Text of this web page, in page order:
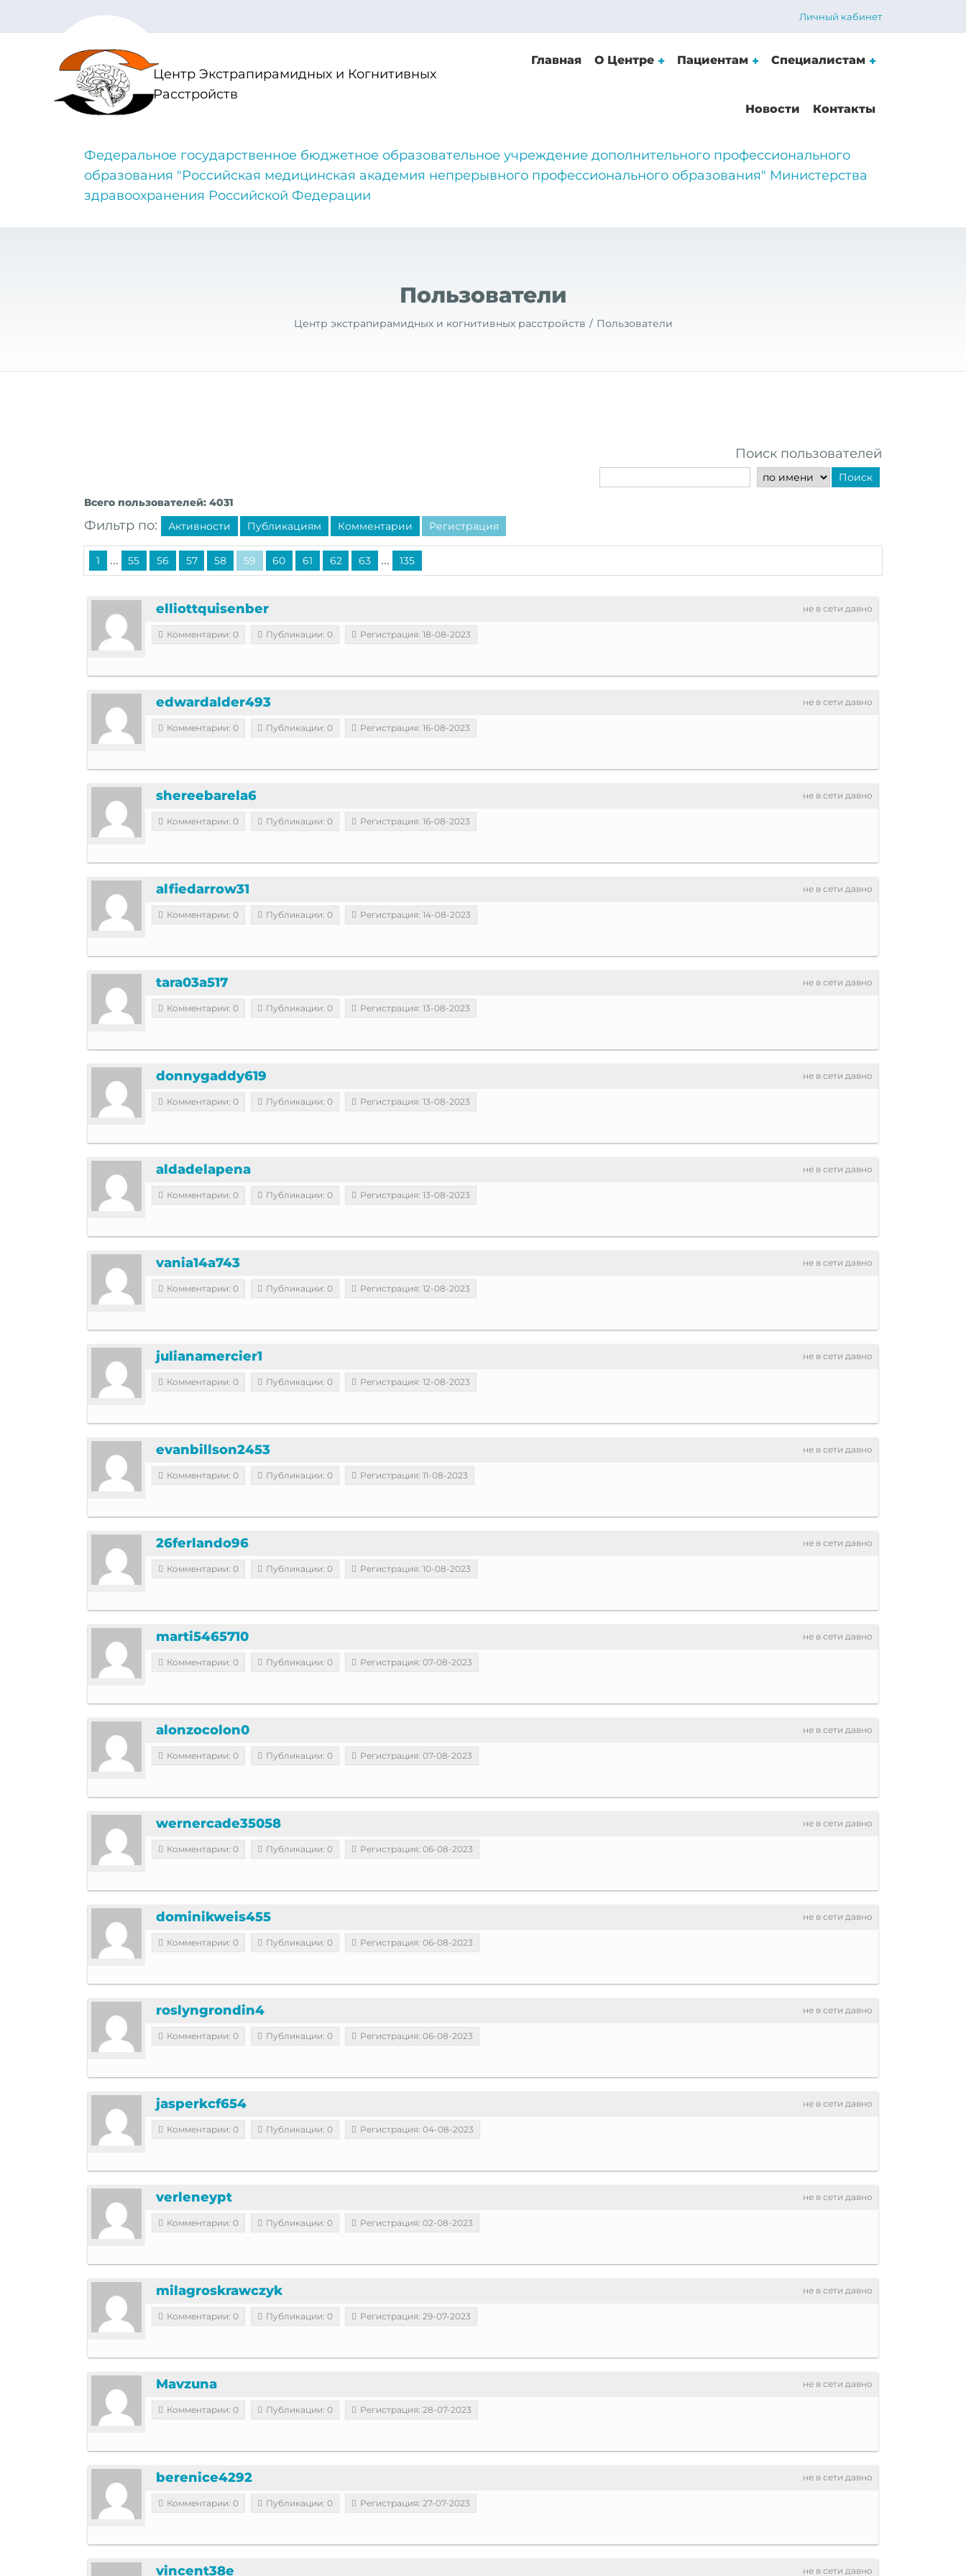
Личный кабинет
Центр Экстрапирамидных и Когнитивных
Расстройств
Главная О Центре Пациентам Специалистам
Новости Контакты
Федеральное государственное бюджетное образовательное учреждение дополнительного профессионального
образования "Российская медицинская академия непрерывного профессионального образования" Министерства
здравоохранения Российской Федерации
Пользователи
Центр экстрапирамидных и когнитивных расстройств Пользователи
Поиск пользователей
Поиск
Всего пользователей: 4031
Фильтр по: Активности Публикациям Комментарии Регистрация
1 ... 55 56 57 58 59 60 61 62 63 ... 135
не в сети давно
elliottquisenber
Комментарии: 0 Публикации: 0 Регистрация: 18-08-2023
не в сети давно
edwardalder493
Комментарии: 0 Публикации: 0 Регистрация: 16-08-2023
не в сети давно
shereebarela6
Комментарии: 0 Публикации: 0 Регистрация: 16-08-2023
не в сети давно
alfiedarrow31
Комментарии: 0 Публикации: 0 Регистрация: 14-08-2023
не в сети давно
tara03a517
Комментарии: 0 Публикации: 0 Регистрация: 13-08-2023
не в сети давно
donnygaddy619
Комментарии: 0 Публикации: 0 Регистрация: 13-08-2023
не в сети давно
aldadelapena
Комментарии: 0 Публикации: 0 Регистрация: 13-08-2023
не в сети давно
vania14a743
Комментарии: 0 Публикации: 0 Регистрация: 12-08-2023
не в сети давно
julianamercier1
Комментарии: 0 Публикации: 0 Регистрация: 12-08-2023
не в сети давно
evanbillson2453
Комментарии: 0 Публикации: 0 Регистрация: 11-08-2023
не в сети давно
26ferlando96
Комментарии: 0 Публикации: 0 Регистрация: 10-08-2023
не в сети давно
marti5465710
Комментарии: 0 Публикации: 0 Регистрация: 07-08-2023
не в сети давно
alonzocolon0
Комментарии: 0 Публикации: 0 Регистрация: 07-08-2023
не в сети давно
wernercade35058
Комментарии: 0 Публикации: 0 Регистрация: 06-08-2023
не в сети давно
dominikweis455
Комментарии: 0 Публикации: 0 Регистрация: 06-08-2023
не в сети давно
roslyngrondin4
Комментарии: 0 Публикации: 0 Регистрация: 06-08-2023
не в сети давно
jasperkcf654
Комментарии: 0 Публикации: 0 Регистрация: 04-08-2023
не в сети давно
verleneypt
Комментарии: 0 Публикации: 0 Регистрация: 02-08-2023
не в сети давно
milagroskrawczyk
Комментарии: 0 Публикации: 0 Регистрация: 29-07-2023
не в сети давно
Mavzuna
Комментарии: 0 Публикации: 0 Регистрация: 28-07-2023
не в сети давно
berenice4292
Комментарии: 0 Публикации: 0 Регистрация: 27-07-2023
не в сети давно
vincent38e